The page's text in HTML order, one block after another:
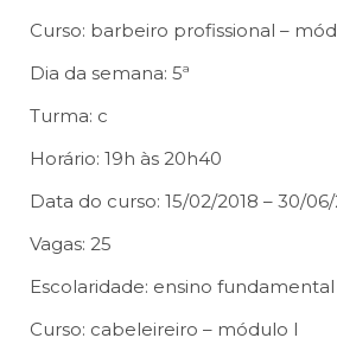
Curso: barbeiro profissional –
Dia da semana: 5ª
Turma: c
Horário: 19h às 20h40
Data do curso: 15/02/2018 – 30/06/
Vagas: 25
Escolaridade: ensino
Curso: cabeleireiro – módulo I